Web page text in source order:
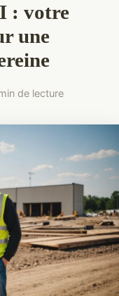
: votre
une
de lecture